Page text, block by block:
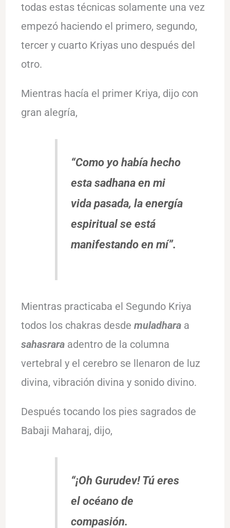
todas estas técnicas solamente una vez
empezó haciendo el primero, segundo,
tercer y cuarto Kriyas uno después del
otro.
Mientras hacía el primer Kriya, dijo con
gran alegría,
“Como yo había hecho
estasadhana en mi
vida pasada, la energía
espiritual se está
manifestando en mí”.
Mientras practicaba el Segundo Kriya
todos los chakras desde muladhara a
sahasraraadentro de la columna
vertebral y el cerebro se llenaron de luz
divina, vibración divina y sonido divino.
Después tocando los pies sagrados de
Babaji Maharaj, dijo,
“¡Oh Gurudev! Tú eres
el océano de
compasión.